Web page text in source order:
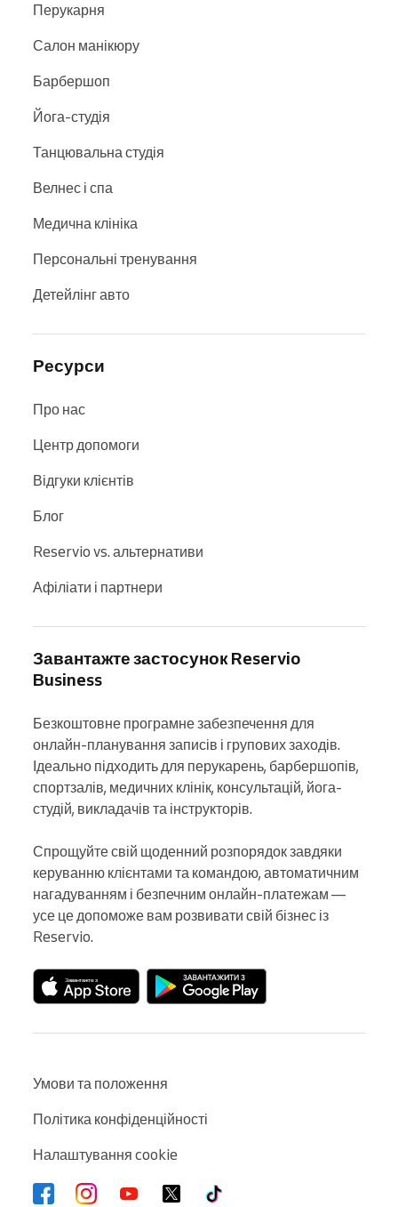
Перукарня
Салон манікюру
Барбершоп
Йога-студія
Танцювальна студія
Велнес і спа
Медична клініка
Персональні тренування
Детейлінг авто
Ресурси
Про нас
Центр допомоги
Відгуки клієнтів
Блог
Reservio vs. альтернативи
Афіліати і партнери
Завантажте застосунок Reservio
Business
Безкоштовне програмне забезпечення для
онлайн-планування записів і групових заходів.
Ідеально підходить для перукарень, барбершопів,
спортзалів, медичних клінік, консультацій, йога-
студій, викладачів та інструкторів.
Спрощуйте свій щоденний розпорядок завдяки
керуванню клієнтами та командою, автоматичним
нагадуванням і безпечним онлайн-платежам —
усе це допоможе вам розвивати свій бізнес із
Reservio.
Умови та положення
Політика конфіденційності
Налаштування cookie